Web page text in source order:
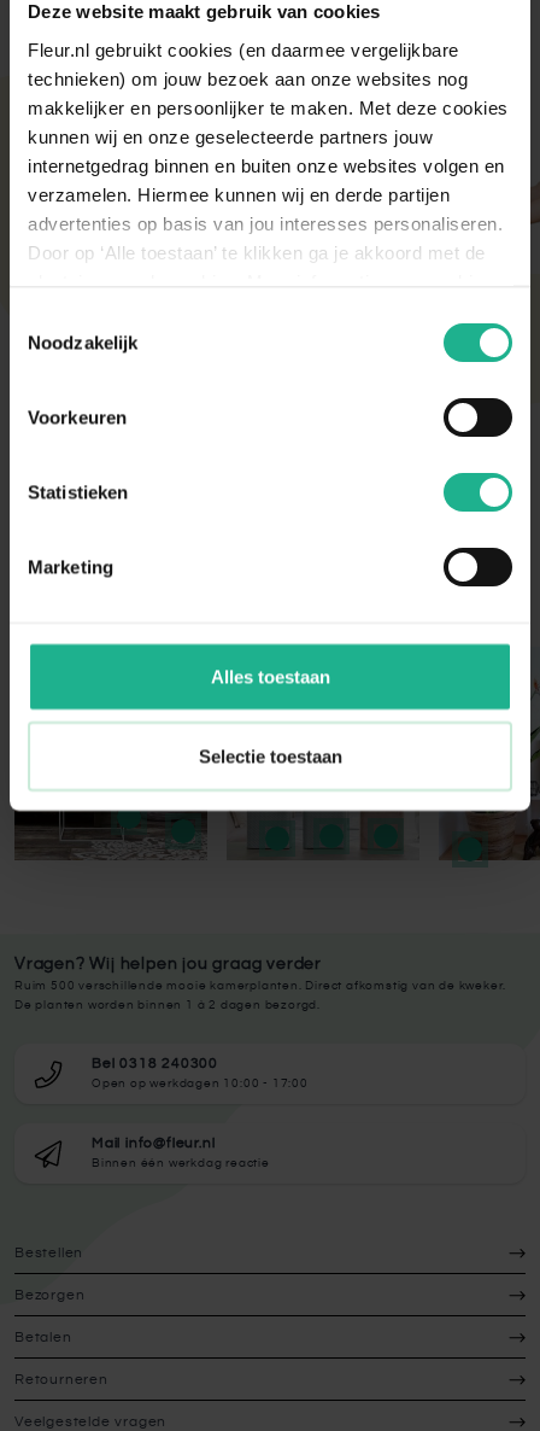
Deze website maakt gebruik van cookies
Fleur.nl gebruikt cookies (en daarmee vergelijkbare
technieken) om jouw bezoek aan onze websites nog
makkelijker en persoonlijker te maken. Met deze cookies
kunnen wij en onze geselecteerde partners jouw
internetgedrag binnen en buiten onze websites volgen en
verzamelen. Hiermee kunnen wij en derde partijen
advertenties op basis van jou interesses personaliseren.
Door op ‘Alle toestaan’ te klikken ga je akkoord met de
decookieverklaring op onze website.
Noodzakelijk
Voorkeuren
Statistieken
Marketing
Alles toestaan
Selectie toestaan
Met aandacht verpakt
direct van de kweker binnen. Verser kan niet!
Zodra de planten bij ons binnen zijn, vindt er altijd
een kwaliteitscontrole en strenge keuring plaats.
De planten worden daarna (in de meeste gevallen)
Vragen? Wij helpen jou graag verder
Ruim 500 verschillende mooie kamerplanten. Direct afkomstig van de kweker.
De planten worden binnen 1 à 2 dagen bezorgd.
Bel 0318 240300
Open op werkdagen 10:00 - 17:00
Mail info@fleur.nl
Binnen één werkdag reactie
Bestellen
Bezorgen
Betalen
Retourneren
Veelgestelde vragen